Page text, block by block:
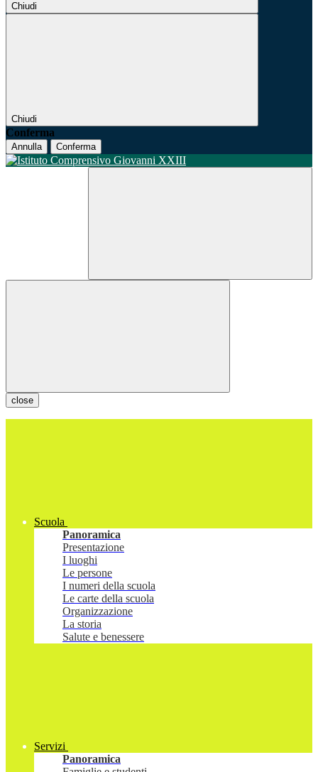
Chiudi
Chiudi
Conferma
Annulla Conferma
close
Scuola
Panoramica
Presentazione
I luoghi
Le persone
I numeri della scuola
Le carte della scuola
Organizzazione
La storia
Salute e benessere
Servizi
Panoramica